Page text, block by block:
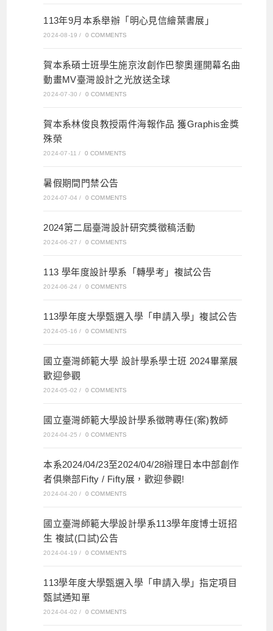
113年9月本系舉辦「明心見信繪葉書展」
2024-08-19 / 0 COMMENTS
賀本系碩士班學生施京汝創作巴黎奧運開幕名曲
動畫MV臺灣設計之光放送全球
2024-07-30 / 0 COMMENTS
賀本系林俊良教授兩件海報作品 獲Graphis金獎
殊榮
2024-07-11 / 0 COMMENTS
暑假期間門禁公告
2024-07-04 / 0 COMMENTS
2024第二屆臺灣設計研究獎徵稿活動
2024-06-27 / 0 COMMENTS
113 學年度設計學系「轉學考」複試公告
2024-06-24 / 0 COMMENTS
113學年度大學甄選入學「申請入學」複試公告
2024-05-16 / 0 COMMENTS
國立臺灣師範大學 設計學系學士班 2024畢業展
歡迎參觀
2024-05-02 / 0 COMMENTS
國立臺灣師範大學設計學系徵聘專任(案)教師
2024-04-25 / 0 COMMENTS
本系2024/04/23至2024/04/28辦理日本中部創作
者俱樂部Fifty / Fifty展，歡迎參觀!
2024-04-20 / 0 COMMENTS
國立臺灣師範大學設計學系113學年度博士班招
生 複試(口試)公告
2024-04-19 / 0 COMMENTS
113學年度大學甄選入學「申請入學」指定項目
甄試通知單
2024-04-02 / 0 COMMENTS